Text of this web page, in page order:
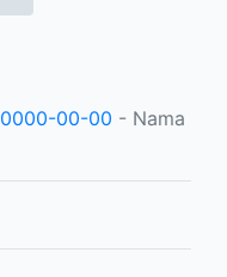
0000-00-00 - Nama